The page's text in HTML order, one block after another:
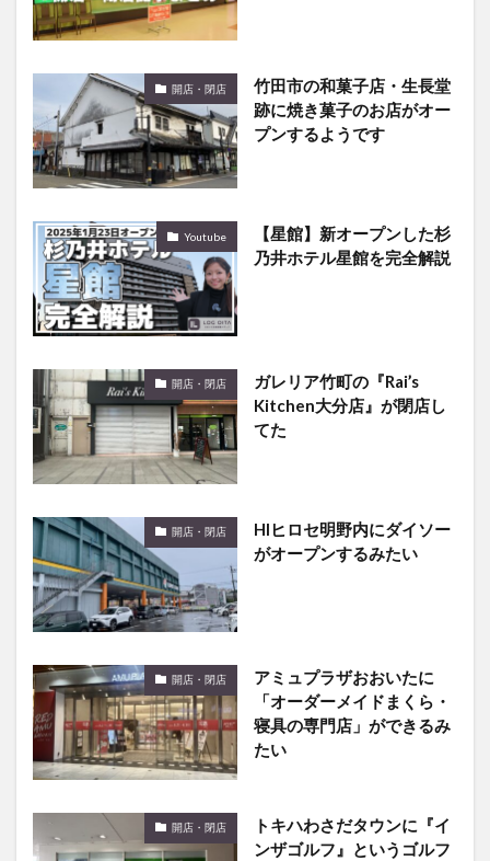
開店・閉店
竹田市の和菓子店・生長堂
跡に焼き菓子のお店がオー
プンするようです
Youtube
【星館】新オープンした杉
乃井ホテル星館を完全解説
開店・閉店
ガレリア竹町の『Rai’s
Kitchen大分店』が閉店し
てた
開店・閉店
HIヒロセ明野内にダイソー
がオープンするみたい
開店・閉店
アミュプラザおおいたに
「オーダーメイドまくら・
寝具の専門店」ができるみ
たい
開店・閉店
トキハわさだタウンに『イ
ンザゴルフ』というゴルフ